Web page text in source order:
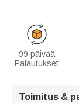
99 päivää
Palautukset
Toimitus &